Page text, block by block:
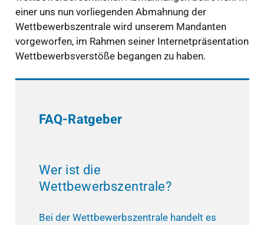
einer uns nun vorliegenden Abmahnung der
Wettbewerbszentrale wird unserem Mandanten
vorgeworfen, im Rahmen seiner Internetpräsentation
Wettbewerbsverstöße begangen zu haben.
FAQ-Ratgeber
Wer ist die
Wettbewerbszentrale?
Bei der Wettbewerbszentrale handelt es